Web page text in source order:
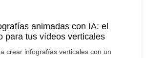
animadas con IA: el
para tus vídeos verticales
crear infografías verticales con un